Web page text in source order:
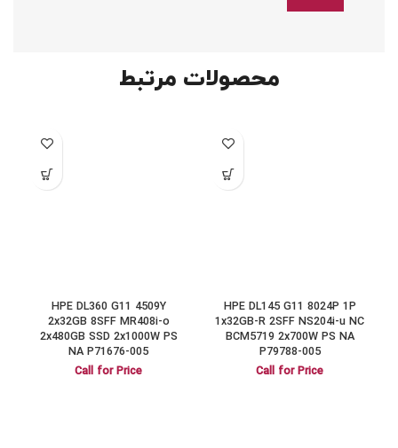
محصولات مرتبط
HPE DL145 G11 8024P 1P
1x32GB-R 2SFF NS204i-u NC
BCM5719 2x700W PS NA
P79788-005
Call for Price
HPE DL360 G11 4509Y
2x32GB 8SFF MR408i-o
2x480GB SSD 2x1000W PS
NA P71676-005
Call for Price